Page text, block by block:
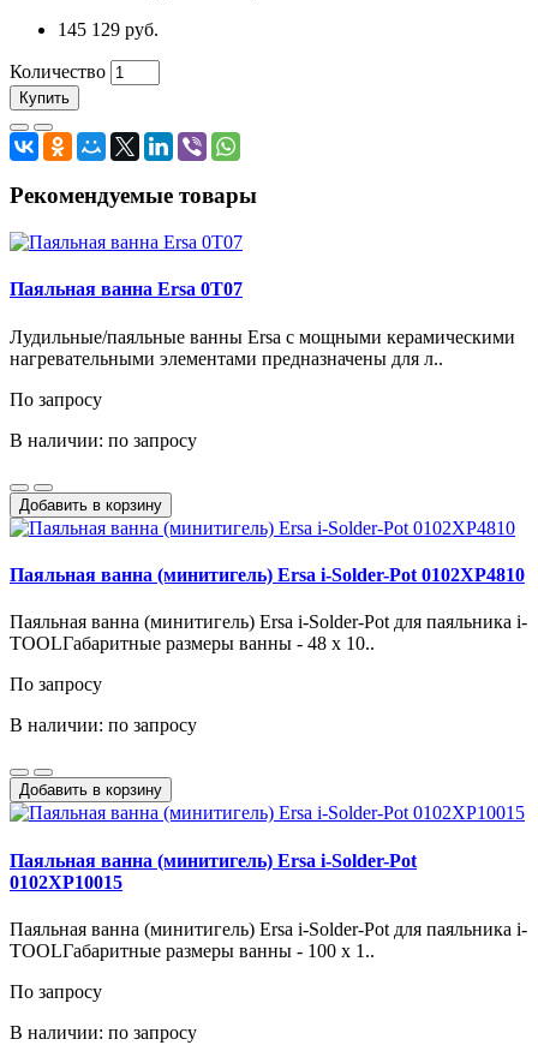
145 129 руб.
Количество
Купить
Рекомендуемые товары
Паяльная ванна Ersa 0T07
Лудильные/паяльные ванны Ersa с мощными керамическими
нагревательными элементами предназначены для л..
По запросу
В наличии: по запросу
Добавить в корзину
Паяльная ванна (минитигель) Ersa i-Solder-Pot 0102XP4810
Паяльная ванна (минитигель) Ersa i-Solder-Pot для паяльника i-
TOOLГабаритные размеры ванны - 48 x 10..
По запросу
В наличии: по запросу
Добавить в корзину
Паяльная ванна (минитигель) Ersa i-Solder-Pot
0102XP10015
Паяльная ванна (минитигель) Ersa i-Solder-Pot для паяльника i-
TOOLГабаритные размеры ванны - 100 x 1..
По запросу
В наличии: по запросу